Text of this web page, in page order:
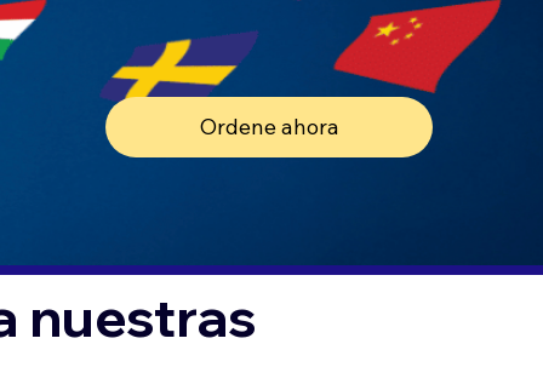
Ordene ahora
nuestras